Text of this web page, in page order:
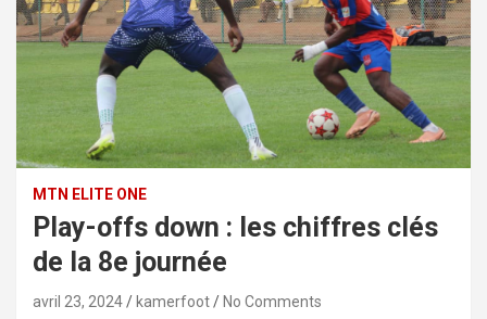
MTN ELITE ONE
Play-offs down : les chiffres clés
de la 8e journée
avril 23, 2024 kamerfoot No Comments